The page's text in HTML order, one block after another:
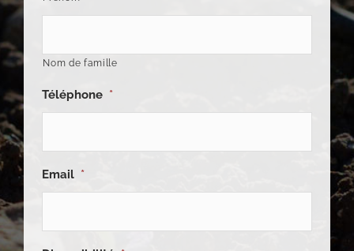
Nom de famille
Téléphone *
Email *